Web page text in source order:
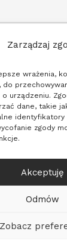
Zarządzaj
wrażenia,
urządzeniu.
dane, takie
zgody
Akceptuję
Odmów
Zobacz
658
NIP:
Polityka